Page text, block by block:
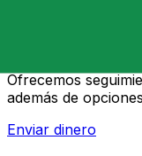
Ofrecemos
además de
Enviar dinero